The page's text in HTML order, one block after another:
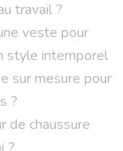
travail ?
veste pour
style intemporel
sur mesure pour
?
de chaussure